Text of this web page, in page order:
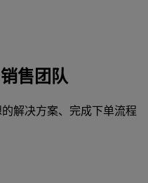
售团队
解决方案、完成下单流程